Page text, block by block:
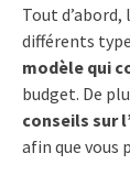
Tout
différents
modèle qui
budget. De
conseils sur
afin que vous